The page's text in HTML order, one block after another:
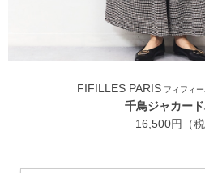
FIFILLES PARIS フィフィ
千鳥ジャカー
16,500円（税